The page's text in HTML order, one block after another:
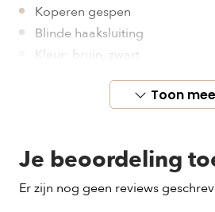
Koperen gespen
Blinde haaksluiting
Kleur: bruin, zwart
Maat: pony, cob, full
Toon
Je beoordeling
Er zijn nog geen reviews